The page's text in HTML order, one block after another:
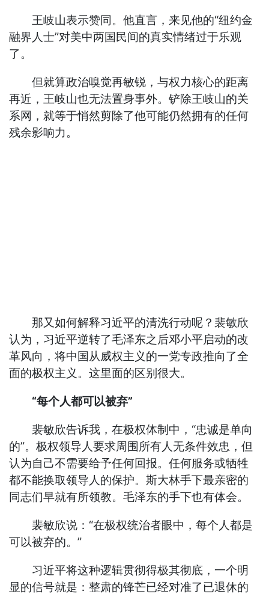
王岐山表示赞同。他直言，来见他的“纽约金
融界人士”对美中两国民间的真实情绪过于乐观
了。
但就算政治嗅觉再敏锐，与权力核心的距离
再近，王岐山也无法置身事外。铲除王岐山的关
系网，就等于悄然剪除了他可能仍然拥有的任何
残余影响力。
那又如何解释习近平的清洗行动呢？裴敏欣
认为，习近平逆转了毛泽东之后邓小平启动的改
革风向，将中国从威权主义的一党专政推向了全
面的极权主义。这里面的区别很大。
“每个人都可以被弃”
裴敏欣告诉我，在极权体制中，“忠诚是单向
的”。极权领导人要求周围所有人无条件效忠，但
认为自己不需要给予任何回报。任何服务或牺牲
都不能换取领导人的保护。斯大林手下最亲密的
同志们早就有所领教。毛泽东的手下也有体会。
裴敏欣说：“在极权统治者眼中，每个人都是
可以被弃的。”
习近平将这种逻辑贯彻得极其彻底，一个明
显的信号就是：整肃的锋芒已经对准了已退休的